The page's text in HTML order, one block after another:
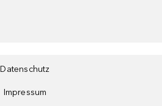
Datenschutz
Impressum